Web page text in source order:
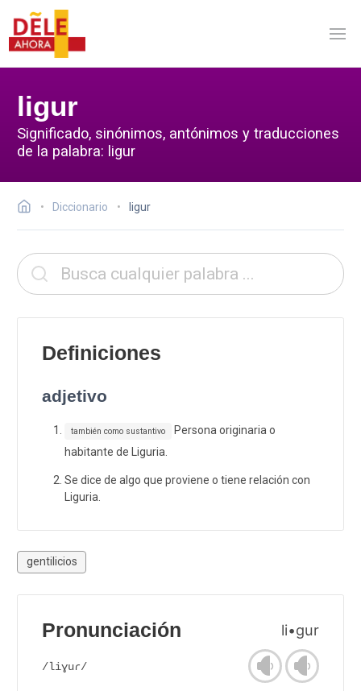
ligur
Significado, sinónimos, antónimos y traducciones
de la palabra: ligur
Diccionario ligur
Definiciones
adjetivo
también como sustantivo
Persona originaria o
habitante de Liguria.
Se dice de algo que proviene o tiene relación con
Liguria.
gentilicios
Pronunciación li•gur
/liɣuɾ/